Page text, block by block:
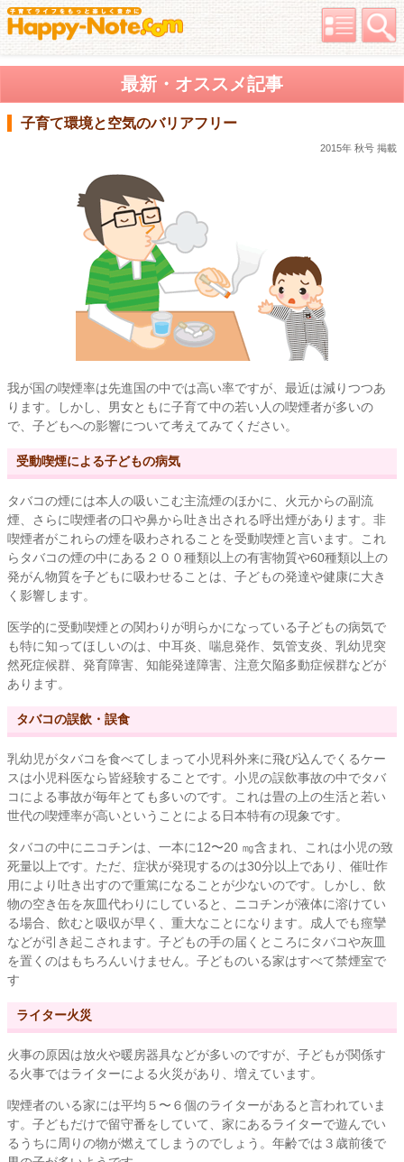
最新・オススメ記事
子育て環境と空気のバリアフリー
2015年 秋号 掲載
我が国の喫煙率は先進国の中では高い率ですが、最近は減りつつあ
ります。しかし、男女ともに子育て中の若い人の喫煙者が多いの
で、子どもへの影響について考えてみてください。
受動喫煙による子どもの病気
タバコの煙には本人の吸いこむ主流煙のほかに、火元からの副流
煙、さらに喫煙者の口や鼻から吐き出される呼出煙があります。非
喫煙者がこれらの煙を吸わされることを受動喫煙と言います。これ
らタバコの煙の中にある２００種類以上の有害物質や60種類以上の
発がん物質を子どもに吸わせることは、子どもの発達や健康に大き
く影響します。
医学的に受動喫煙との関わりが明らかになっている子どもの病気で
も特に知ってほしいのは、中耳炎、喘息発作、気管支炎、乳幼児突
然死症候群、発育障害、知能発達障害、注意欠陥多動症候群などが
あります。
タバコの誤飲・誤食
乳幼児がタバコを食べてしまって小児科外来に飛び込んでくるケー
スは小児科医なら皆経験することです。小児の誤飲事故の中でタバ
コによる事故が毎年とても多いのです。これは畳の上の生活と若い
世代の喫煙率が高いということによる日本特有の現象です。
タバコの中にニコチンは、一本に12〜20 ㎎含まれ、これは小児の致
死量以上です。ただ、症状が発現するのは30分以上であり、催吐作
用により吐き出すので重篤になることが少ないのです。しかし、飲
物の空き缶を灰皿代わりにしていると、ニコチンが液体に溶けてい
る場合、飲むと吸収が早く、重大なことになります。成人でも痙攣
などが引き起こされます。子どもの手の届くところにタバコや灰皿
を置くのはもちろんいけません。子どものいる家はすべて禁煙室で
す
ライター火災
火事の原因は放火や暖房器具などが多いのですが、子どもが関係す
る火事ではライターによる火災があり、増えています。
喫煙者のいる家には平均５〜６個のライターがあると言われていま
す。子どもだけで留守番をしていて、家にあるライターで遊んでい
るうちに周りの物が燃えてしまうのでしょう。年齢では３歳前後で